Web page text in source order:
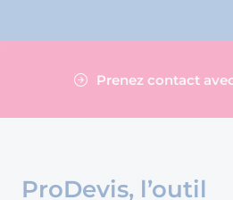
Prenez contact
ProDevis, l’outil